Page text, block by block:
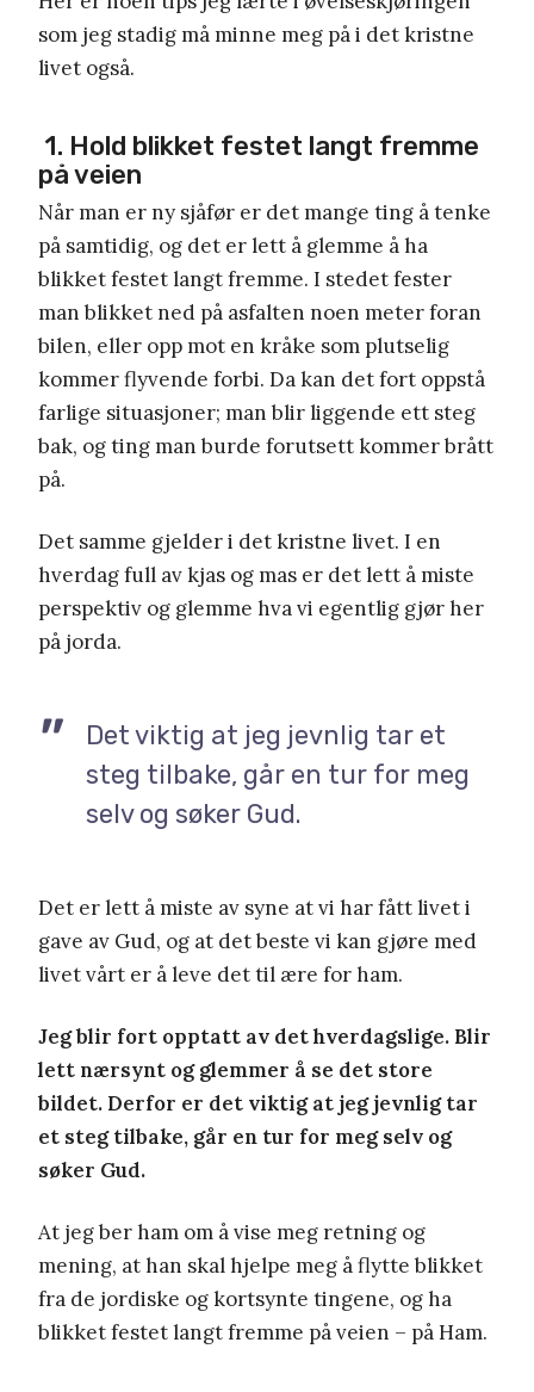
som jeg stadig må minne meg på i det kristne
livet også.
1. Hold blikket festet langt fremme
på veien
Når man er ny sjåfør er det mange ting å tenke
på samtidig, og det er lett å glemme å ha
blikket festet langt fremme. I stedet fester
man blikket ned på asfalten noen meter foran
bilen, eller opp mot en kråke som plutselig
kommer flyvende forbi. Da kan det fort oppstå
farlige situasjoner; man blir liggende ett steg
bak, og ting man burde forutsett kommer brått
på.
Det samme gjelder i det kristne livet. I en
hverdag full av kjas og mas er det lett å miste
perspektiv og glemme hva vi egentlig gjør her
på jorda.
Det viktig at jeg jevnlig tar et
steg tilbake, går en tur for meg
selv og søker Gud.
Det er lett å miste av syne at vi har fått livet i
gave av Gud, og at det beste vi kan gjøre med
livet vårt er å leve det til ære for ham.
Jeg blir fort opptatt av det hverdagslige. Blir
lett nærsynt og glemmer å se det store
bildet. Derfor er det viktig at jeg jevnlig tar
et steg tilbake, går en tur for meg selv og
søker Gud.
At jeg ber ham om å vise meg retning og
mening, at han skal hjelpe meg å flytte blikket
fra de jordiske og kortsynte tingene, og ha
blikket festet langt fremme på veien – på Ham.